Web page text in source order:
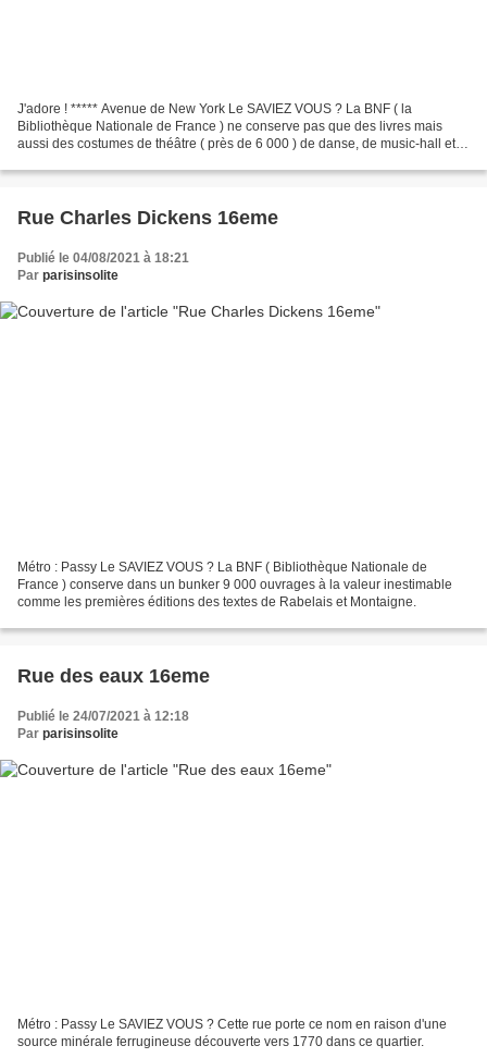
J'adore ! ***** Avenue de New York Le SAVIEZ VOUS ? La BNF ( la
Bibliothèque Nationale de France ) ne conserve pas que des livres mais
aussi des costumes de théâtre ( près de 6 000 ) de danse, de music-hall et
Rue Charles Dickens 16eme
Publié le 04/08/2021 à 18:21
Par parisinsolite
Métro : Passy Le SAVIEZ VOUS ? La BNF ( Bibliothèque Nationale de
France ) conserve dans un bunker 9 000 ouvrages à la valeur inestimable
comme les premières éditions des textes de Rabelais et Montaigne.
Rue des eaux 16eme
Publié le 24/07/2021 à 12:18
Par parisinsolite
Métro : Passy Le SAVIEZ VOUS ? Cette rue porte ce nom en raison d'une
source minérale ferrugineuse découverte vers 1770 dans ce quartier.